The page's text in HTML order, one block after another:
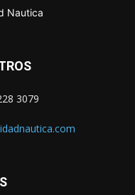
3079